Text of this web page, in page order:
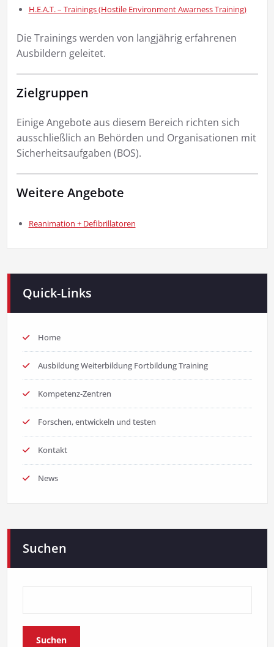
H.E.A.T. – Trainings (Hostile Environment Awarness Training)
Die Trainings werden von langjährig erfahrenen
Ausbildern geleitet.
Zielgruppen
Einige Angebote aus diesem Bereich richten sich
ausschließlich an Behörden und Organisationen mit
Sicherheitsaufgaben (BOS).
Weitere Angebote
Reanimation + Defibrillatoren
Quick-Links
Home
Ausbildung Weiterbildung Fortbildung Training
Kompetenz-Zentren
Forschen, entwickeln und testen
Kontakt
News
Suchen
Suchen